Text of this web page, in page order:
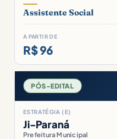
Assistente Social
A PARTIR DE
R$ 96
PÓS-EDITAL
ESTRATÉGIA (E)
Ji-Paraná
Prefeitura Municipal